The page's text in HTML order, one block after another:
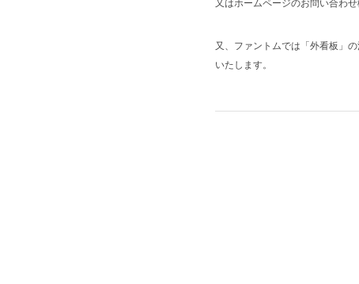
又はホームページのお問い合わ
又、ファントムでは「外看板」
いたします。